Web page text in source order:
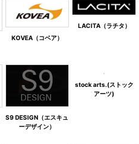
KOVEA（コベア）
LACITA（ラチタ）
S9 DESIGN（エスキュ
ーデザイン）
stock arts.(ストック
アーツ)